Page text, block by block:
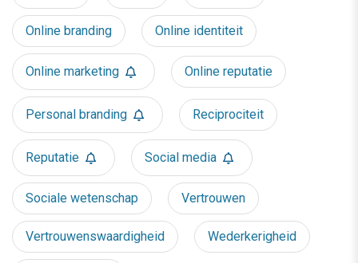
Online branding Online identiteit
Online marketing Online reputatie
Personal branding Reciprociteit
Reputatie Social media
Sociale wetenschap Vertrouwen
Vertrouwenswaardigheid Wederkerigheid